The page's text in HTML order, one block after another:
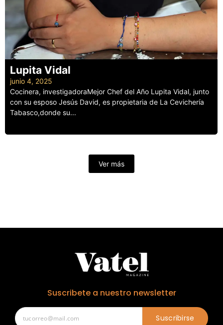
Lupita Vidal
junio 4, 2025
Cocinera, investigadoraMejor Chef del Año Lupita Vidal, junto
con su esposo Jesús David, es propietaria de La Cevichería
Tabasco,donde su...
Ver más
Suscribete a nuestro newsletter
Suscribirse